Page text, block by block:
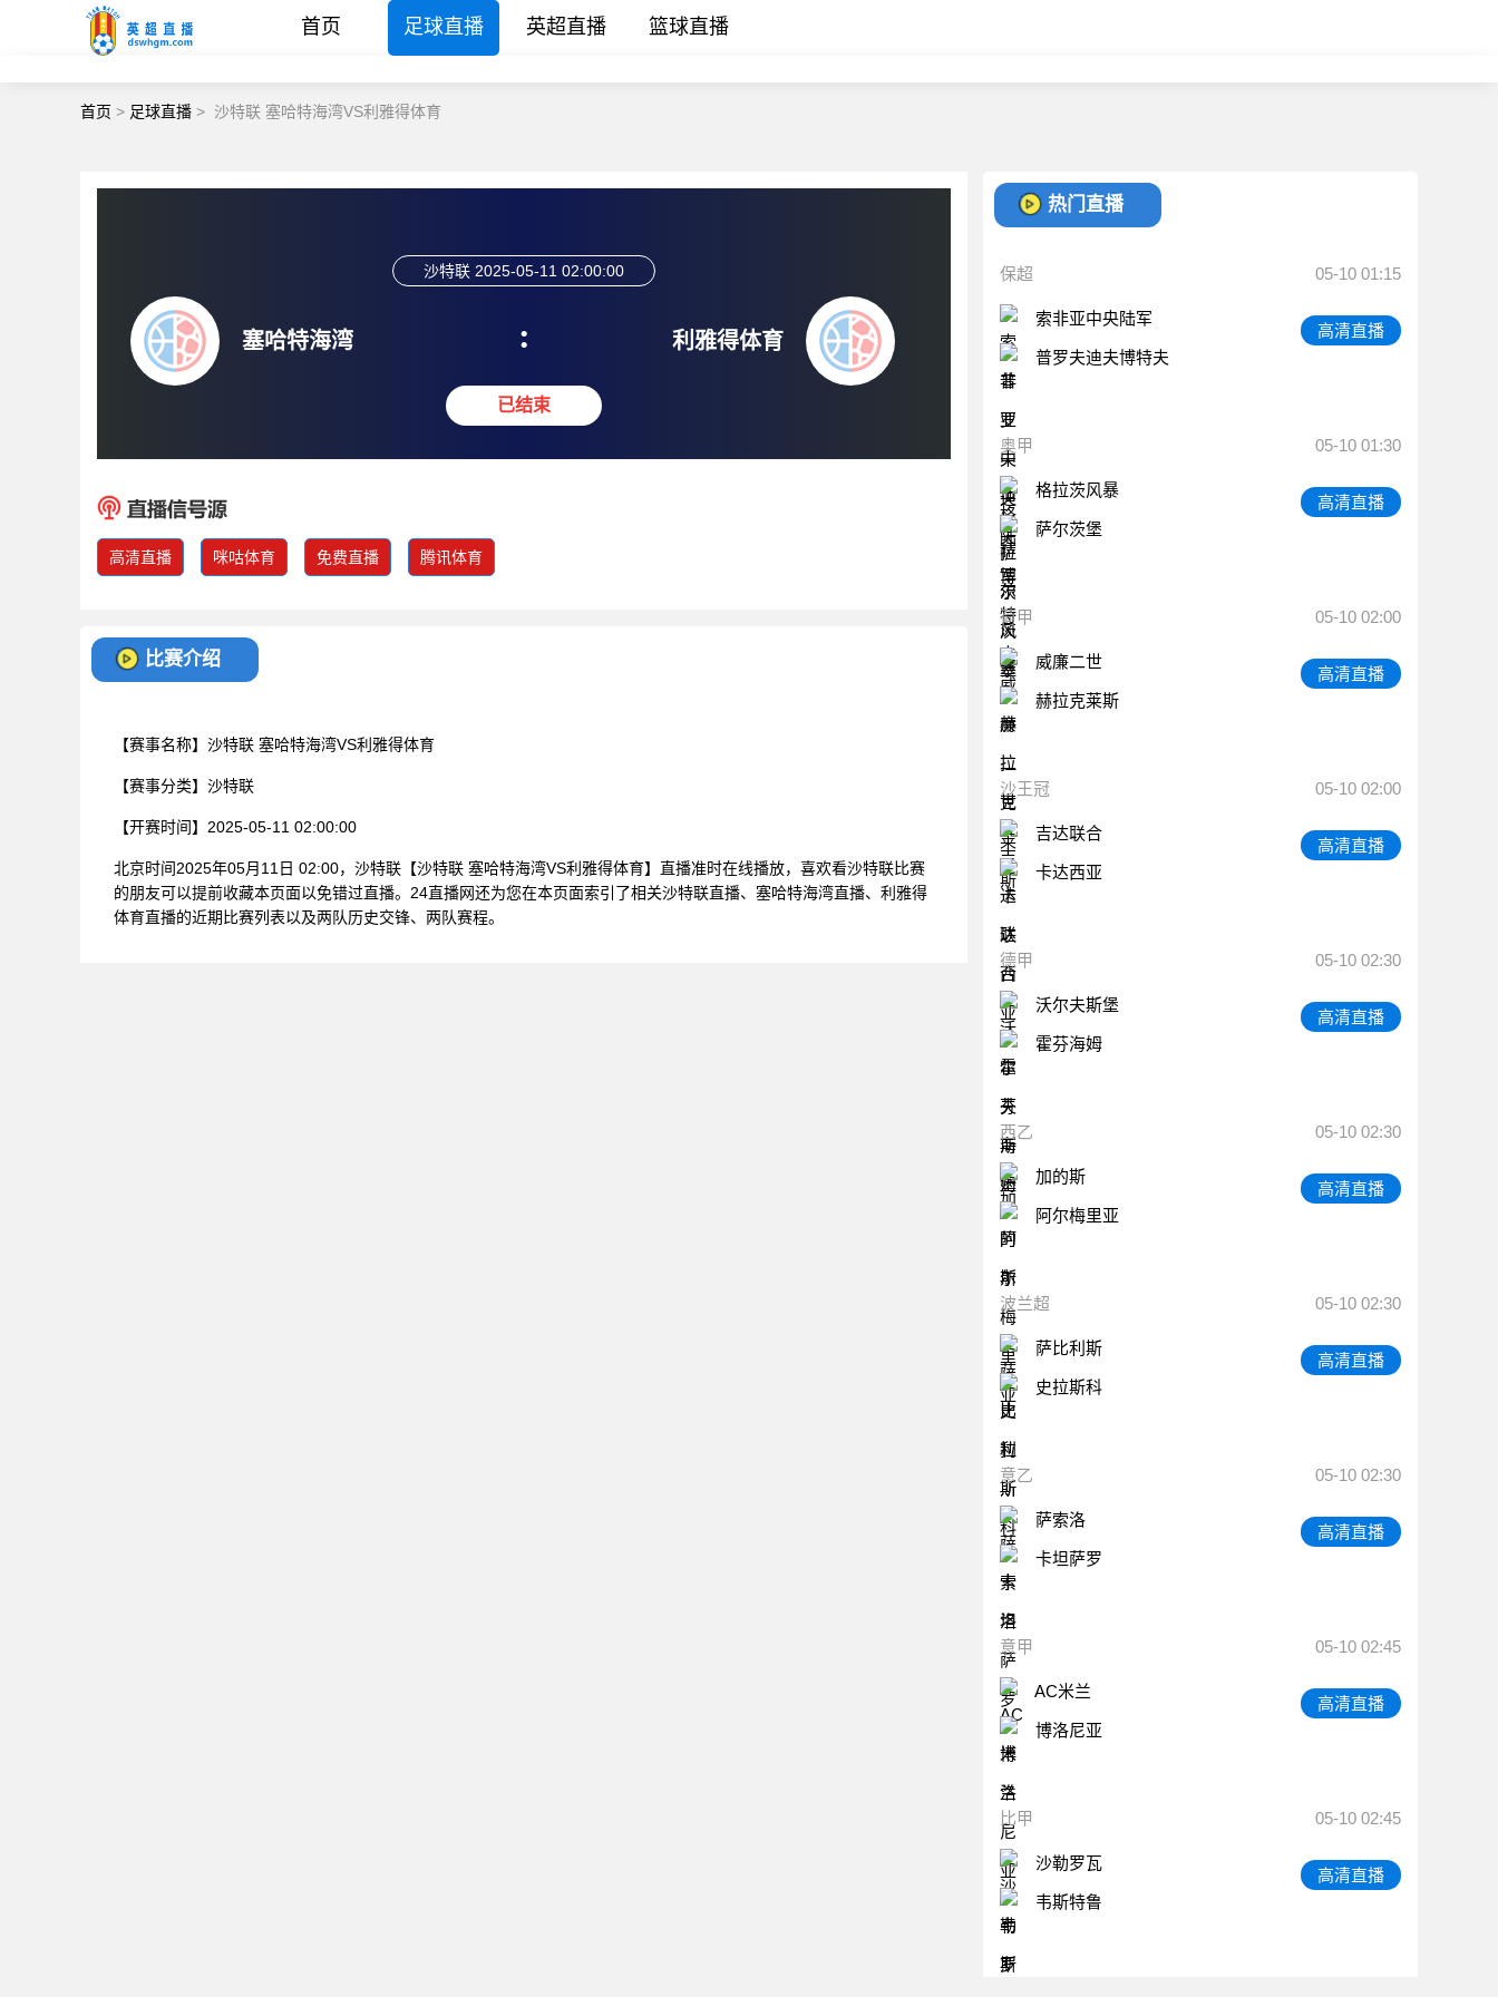
首页 足球直播 英超直播 篮球直播
首页 > 足球直播 > 沙特联 塞哈特海湾VS利雅得体育
塞哈特海湾
沙特联 2025-05-11 02:00:00
:
已结束
利雅得体育
高清直播 咪咕体育 免费直播 腾讯体育
比赛介绍
【赛事名称】 沙特联 塞哈特海湾VS利雅得体育
【赛事分类】 沙特联
【开赛时间】 2025-05-11 02:00:00
北京时间2025年05月11日 02:00，沙特联【沙特联 塞哈特海湾VS利雅得体育】直播准时在线播放，喜欢看沙特联比赛
的朋友可以提前收藏本页面以免错过直播。24直播网还为您在本页面索引了相关沙特联直播、塞哈特海湾直播、利雅得
体育直播的近期比赛列表以及两队历史交锋、两队赛程。
热门直播
保超 05-10 01:15
索非亚中央陆军
普罗夫迪夫博特夫
高清直播
奥甲 05-10 01:30
格拉茨风暴
萨尔茨堡
高清直播
荷甲 05-10 02:00
威廉二世
赫拉克莱斯
高清直播
沙王冠 05-10 02:00
吉达联合
卡达西亚
高清直播
德甲 05-10 02:30
沃尔夫斯堡
霍芬海姆
高清直播
西乙 05-10 02:30
加的斯
阿尔梅里亚
高清直播
波兰超 05-10 02:30
萨比利斯
史拉斯科
高清直播
意乙 05-10 02:30
萨索洛
卡坦萨罗
高清直播
意甲 05-10 02:45
AC米兰
博洛尼亚
高清直播
比甲 05-10 02:45
沙勒罗瓦
韦斯特鲁
高清直播